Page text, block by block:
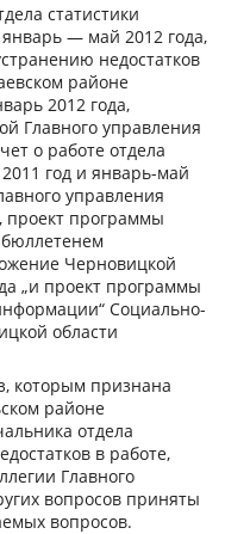
статистики
— май 2012 года,
недостатков
районе
2012 года,
Главного управления
о работе отдела
год и январь-май
управления
проект программы
бюллетенем
Черновицкой
„и проект программы
Социально-
области
которым признана
районе
отдела
в работе,
Главного
вопросов приняты
вопросов.